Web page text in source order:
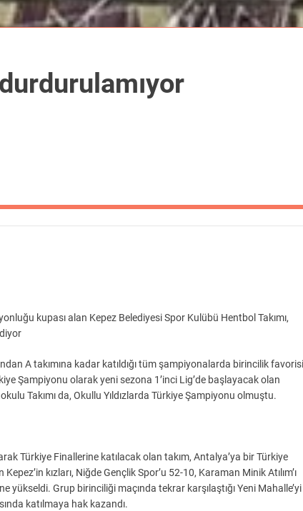
kupası alan Kepez Belediyesi Spor Kulübü Hentbol Takımı,
A takımına kadar katıldığı tüm şampiyonalarda birincilik favorisi
Şampiyonu olarak yeni sezona 1’inci Lig’de başlayacak olan
Takımı da, Okullu Yıldızlarda Türkiye Şampiyonu olmuştu.
Türkiye Finallerine katılacak olan takım, Antalya’ya bir Türkiye
kızları, Niğde Gençlik Spor’u 52-10, Karaman Minik Atılım’ı
Grup birinciliği maçında tekrar karşılaştığı Yeni Mahalle’yi
katılmaya hak kazandı.